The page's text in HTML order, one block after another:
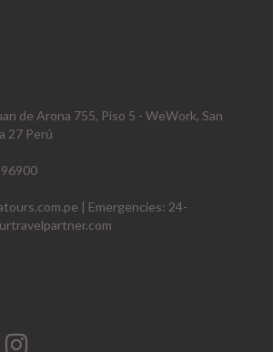
de Arona 755, Piso 5 - WeWork, San
27 Perú
| Emergencies: 24-